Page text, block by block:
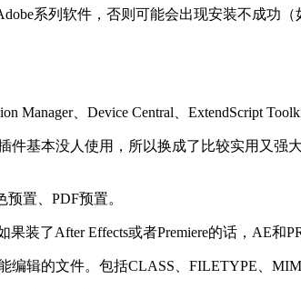
系列软件，否则可能会出现安装不成功（
Manager、Device Central、ExtendScript
件基本没人使用，所以换成了比较实用又强
预置、PDF预置。
果装了After Effects或者Premiere的话，AE和
编辑的文件。包括CLASS、FILETYPE、